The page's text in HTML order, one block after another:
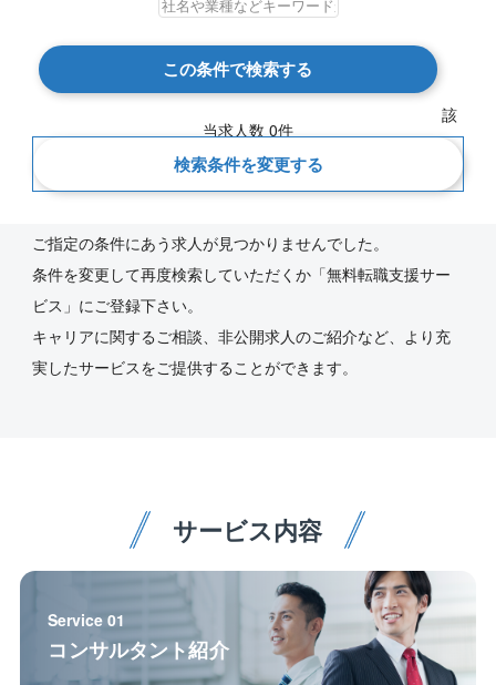
この条件で検索する
該
当求人数 0件
検索条件を変更する
新着順
ご指定の条件にあう求人が見つかりませんでした。
条件を変更して再度検索していただくか「無料転職支援サー
ビス」にご登録下さい。
キャリアに関するご相談、非公開求人のご紹介など、より充
実したサービスをご提供することができます。
サービス内容
Service 01
コンサルタント紹介